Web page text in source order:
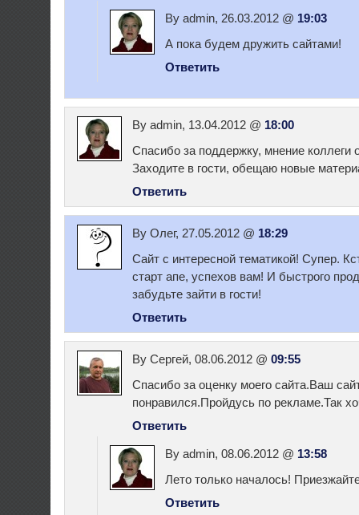
By admin, 26.03.2012 @ 19:03
А пока будем дружить сайтами!
Ответить
By admin, 13.04.2012 @ 18:00
Спасибо за поддержку, мнение коллеги
Заходите в гости, обещаю новые
Ответить
By Олег, 27.05.2012 @ 18:29
Сайт с интересной тематикой! Супер.
старт апе, успехов вам! И быстрого
забудьте зайти в гости!
Ответить
By Сергей, 08.06.2012 @ 09:55
Cпасибо за оценку моего сайта.Ваш
понравился.Пройдусь по рекламе.Так
Ответить
By admin, 08.06.2012 @ 13:58
Лето только началось!
Ответить